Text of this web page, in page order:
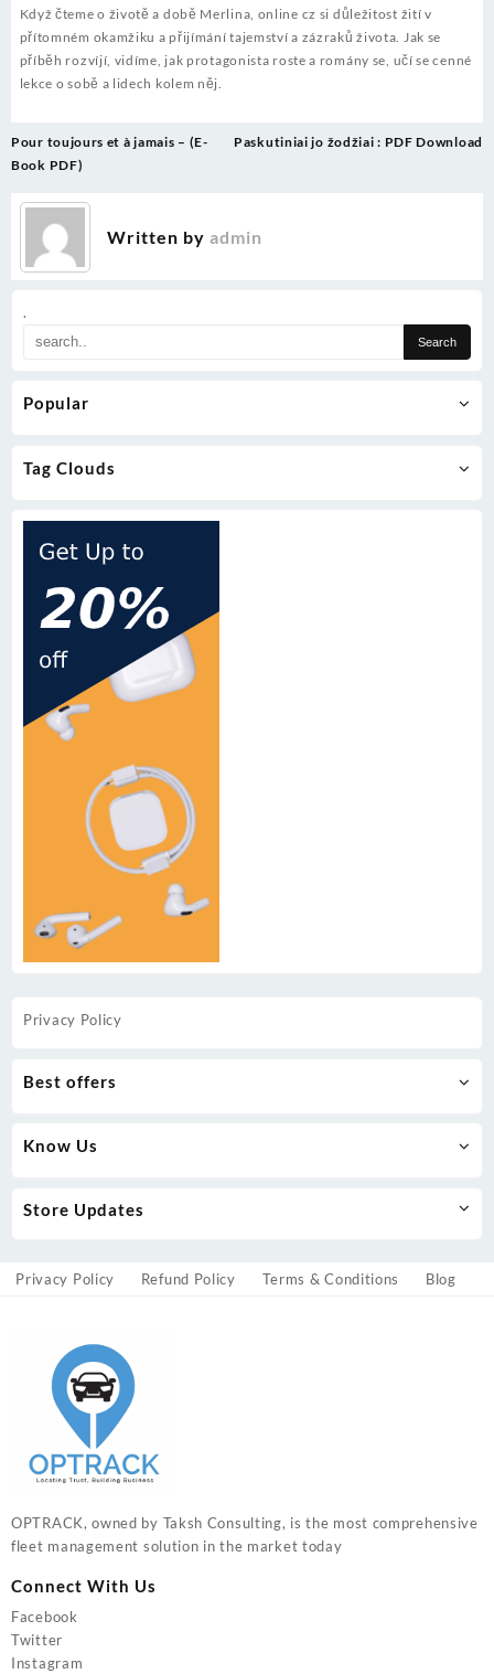
.
Popular
Tag Clouds
Když čteme o životě a době Merlina, online cz si důležitost žití v
přítomném okamžiku a přijímání tajemství a zázraků života. Jak se
příběh rozvíjí, vidíme, jak protagonista roste a romány se, učí se cenné
lekce o sobě a lidech kolem něj.
Post
navigation
Pour toujours et à jamais – (E-
Book PDF)
Paskutiniai jo žodžiai : PDF Download
Written by admin
Privacy Policy
Best offers
Know Us
Store Updates
Privacy Policy Refund Policy Terms & Conditions Blog
OPTRACK, owned by Taksh Consulting, is the most comprehensive
fleet management solution in the market today
Connect With Us
Facebook
Twitter
Instagram